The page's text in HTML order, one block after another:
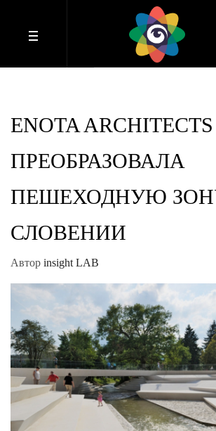
ENOTA ARCHITECTS
ПРЕОБРАЗОВАЛА
ПЕШЕХОДНУЮ
СЛОВЕНИИ
Автор insight LAB